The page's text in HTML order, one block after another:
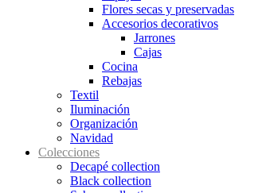
Flores secas y preservadas
Accesorios decorativos
Jarrones
Cajas
Cocina
Rebajas
Textil
Iluminación
Organización
Navidad
Colecciones
Decapé collection
Black collection